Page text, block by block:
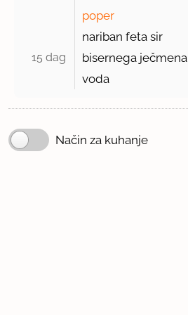
poper
nariban feta sir
15 dag
bisernega ječmena
voda
Način za kuhanje